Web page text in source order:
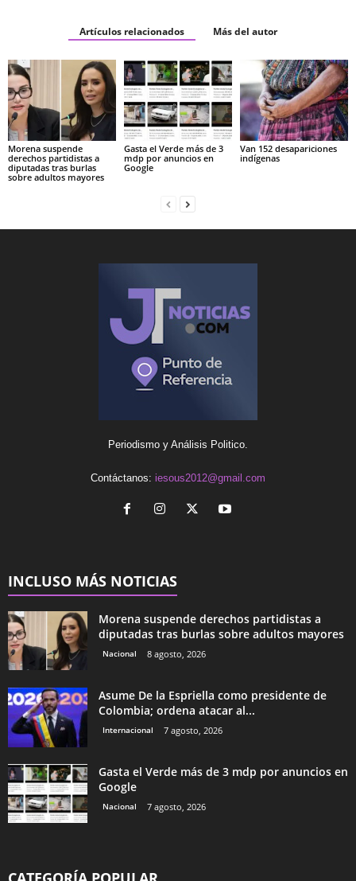
Artículos relacionados Más del autor
Morena suspende
derechos partidistas a
diputadas tras burlas
sobre adultos mayores
Gasta el Verde más de 3
mdp por anuncios en
Google
Van 152 desapariciones
indígenas
Periodismo y Análisis Politico.
Contáctanos: iesous2012@gmail.com
INCLUSO MÁS NOTICIAS
Morena suspende derechos partidistas a
diputadas tras burlas sobre adultos mayores
Nacional 8 agosto, 2026
Asume De la Espriella como presidente de
Colombia; ordena atacar al...
Internacional 7 agosto, 2026
Gasta el Verde más de 3 mdp por anuncios en
Google
Nacional 7 agosto, 2026